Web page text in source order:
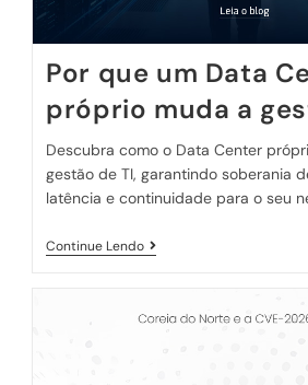
Por que um Data
próprio muda a
Descubra como o Data Center
gestão de TI, garantindo soberania
latência e continuidade para o seu
Continue Lendo